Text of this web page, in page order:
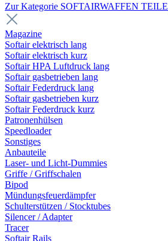
Zur Kategorie SOFTAIRWAFFEN TEILE
Magazine
Softair elektrisch lang
Softair elektrisch kurz
Softair HPA Luftdruck lang
Softair gasbetrieben lang
Softair Federdruck lang
Softair gasbetrieben kurz
Softair Federdruck kurz
Patronenhülsen
Speedloader
Sonstiges
Anbauteile
Laser- und Licht-Dummies
Griffe / Griffschalen
Bipod
Mündungsfeuerdämpfer
Schulterstützen / Stocktubes
Silencer / Adapter
Tracer
Softair Rails